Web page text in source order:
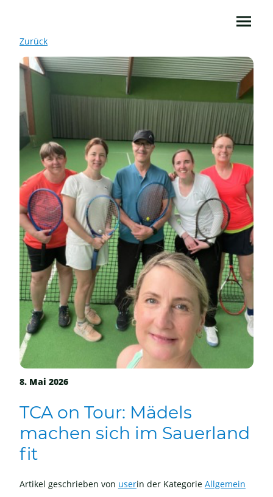
Zurück
8. Mai 2026
TCA on Tour: Mädels
machen sich im Sauerland
fit
Artikel geschrieben von userin der Kategorie Allgemein